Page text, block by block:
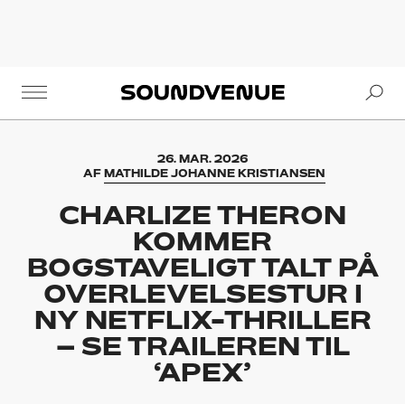
Soundvenue
26. MAR. 2026
AF MATHILDE JOHANNE KRISTIANSEN
CHARLIZE THERON
KOMMER
BOGSTAVELIGT TALT PÅ
OVERLEVELSESTUR I
NY NETFLIX-THRILLER
– SE TRAILEREN TIL
‘APEX’